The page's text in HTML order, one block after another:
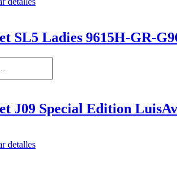
SL5 Ladies 9615H-GR-
detalles
J09 Special Edition
detalles